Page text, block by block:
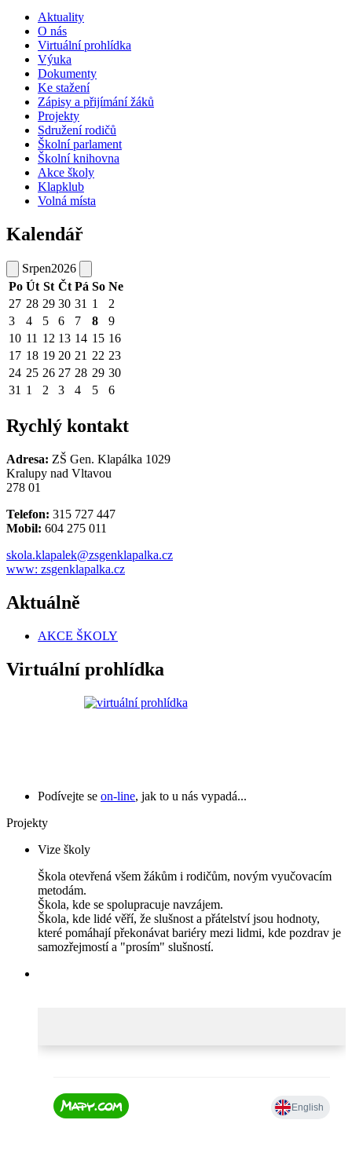
Aktuality
O nás
Virtuální prohlídka
Výuka
Dokumenty
Ke stažení
Zápisy a přijímání žáků
Projekty
Sdružení rodičů
Školní parlament
Školní knihovna
Akce školy
Klapklub
Volná místa
Kalendář
Srpen2026
Po Út St Čt Pá So Ne
27 28 29 30 31 1
2
3
4 5 6 7 8
9
10 11 12 13 14 15 16
17 18 19 20 21 22 23
24 25 26 27 28 29 30
31 1 2 3 4 5 6
Rychlý kontakt
Adresa: ZŠ Gen. Klapálka 1029
Kralupy nad Vltavou
278 01
Telefon: 315 727 447
Mobil: 604 275 011
skola.klapalek@zsgenklapalka.cz
www: zsgenklapalka.cz
Aktuálně
AKCE ŠKOLY
Virtuální prohlídka
Podívejte se on-line, jak to u nás vypadá...
Projekty
Vize školy
Škola otevřená všem žákům i rodičům, novým vyučovacím
metodám.
Škola, kde se spolupracuje navzájem.
Škola, kde lidé věří, že slušnost a přátelství jsou hodnoty,
které pomáhají překonávat bariéry mezi lidmi, kde pozdrav je
samozřejmostí a "prosím" slušností.